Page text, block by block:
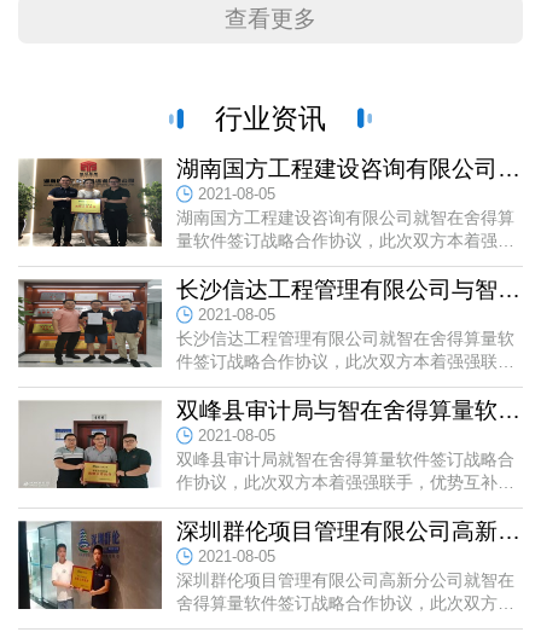
②支持多种格式的图纸导入：支持导入CAD图、PDF
高。
3、多样
BIM模式算量、速算模式算量，两种模式，可供选择
一锁两用：一个锁相当于有两套软件，有三维模式和
表格算量模式，可以根据自己的需求选择。
4、灵活
① 工程量智能判断：智能区分桥架内外的量，并扣
除桥架内的管，智能判断电线根数。
② 工程量灵活处理：
施工段功能：根据需求，可以分区、分期出量。
工程量锁定功能：工程量变更时，方便计量。
③ 报表全面、报表格式自由组合。
查看更多
行业资讯
湖南国方工程建设咨询有限公司与智在舍得算量软件签订战略合作协议
2021-08-05
湖南国方工程建设咨询有限公司就智在舍得算
量软件签订战略合作协议，此次双方本着强强
联手，优势互补，资源互享，互惠共赢的原则
成为战略合作伙伴，未来湖南...
长沙信达工程管理有限公司与智在舍得算量软件签订战略合作协议
2021-08-05
长沙信达工程管理有限公司就智在舍得算量软
件签订战略合作协议，此次双方本着强强联
手，优势互补，资源互享，互惠共赢的原则成
为战略合作伙伴，未来长沙信达...
双峰县审计局与智在舍得算量软件签订战略合作协议
2021-08-05
双峰县审计局就智在舍得算量软件签订战略合
作协议，此次双方本着强强联手，优势互补，
资源互享，互惠共赢的原则成为战略合作伙
伴，未来双峰县审计局和智多星...
深圳群伦项目管理有限公司高新分公司与智在舍得算量软件签订战略...
2021-08-05
深圳群伦项目管理有限公司高新分公司就智在
舍得算量软件签订战略合作协议，此次双方本
着强强联手，优势互补，资源互享，互惠共赢